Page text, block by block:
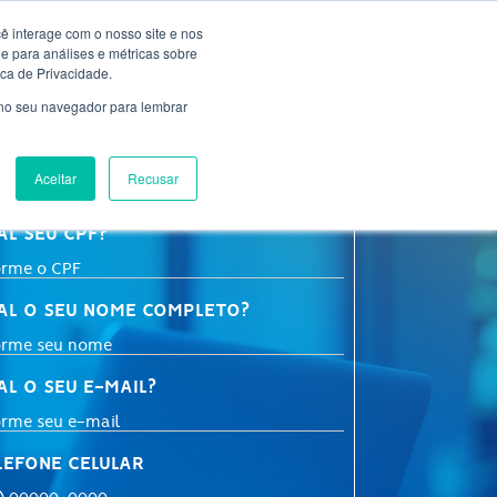
interage com o nosso site e nos
para análises e métricas sobre
de Privacidade.
seu navegador para lembrar
Aceitar Recusar
BLOG BIBLIOTECA
SUA INSCRIÇÃO
SEU CPF?
O SEU NOME COMPLETO?
O SEU E-MAIL?
CELULAR